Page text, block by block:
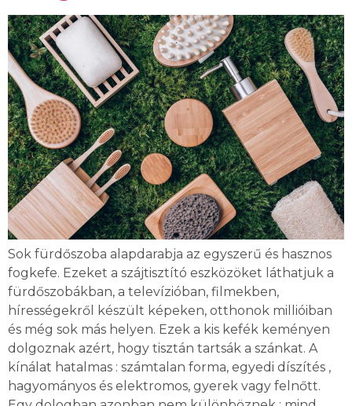
Sok fürdőszoba alapdarabja az egyszerű és hasznos
fogkefe. Ezeket a szájtisztító eszközöket láthatjuk a
fürdőszobákban, a televízióban, filmekben,
hírességekről készült képeken, otthonok millióiban
és még sok más helyen. Ezek a kis kefék keményen
dolgoznak azért, hogy tisztán tartsák a szánkat. A
kínálat hatalmas : számtalan forma, egyedi díszítés ,
hagyományos és elektromos, gyerek vagy felnőtt.